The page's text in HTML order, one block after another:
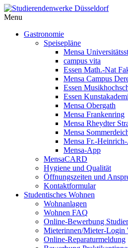
Menu
Gastronomie
Speisepläne
Mensa
campus vita
Essen Math.-Nat
Mensa Campus
Essen
Essen
Mensa Obergath
Mensa Frankenring
Mensa Rheydter
Mensa
Mensa Fr.-
Mensa-App
MensaCARD
Hygiene und Qualität
Öffnungszeiten und
Kontaktformular
Studentisches Wohnen
Wohnanlagen
Wohnen FAQ
Online-Bewerbung
Mieterinnen/Mieter-Login
Online-Reparaturmeldung